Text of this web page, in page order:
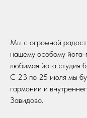
Мы с огромной
нашему особому
любимая йога студия
С 23 по 25 июля мы
гармонии и
Завидово.